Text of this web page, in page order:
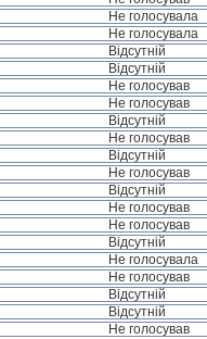
Не голосувала
Не голосувала
Відсутній
Відсутній
Не голосував
Не голосував
Відсутній
Не голосував
Відсутній
Не голосував
Відсутній
Не голосував
Не голосував
Відсутній
Не голосувала
Не голосував
Відсутній
Відсутній
Не голосував